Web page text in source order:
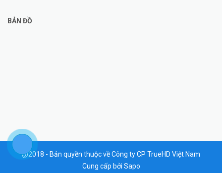
BẢN ĐỒ
@2018 - Bản quyền thuộc về Công ty CP TrueHD Việt Nam
Cung cấp bởi Sapo